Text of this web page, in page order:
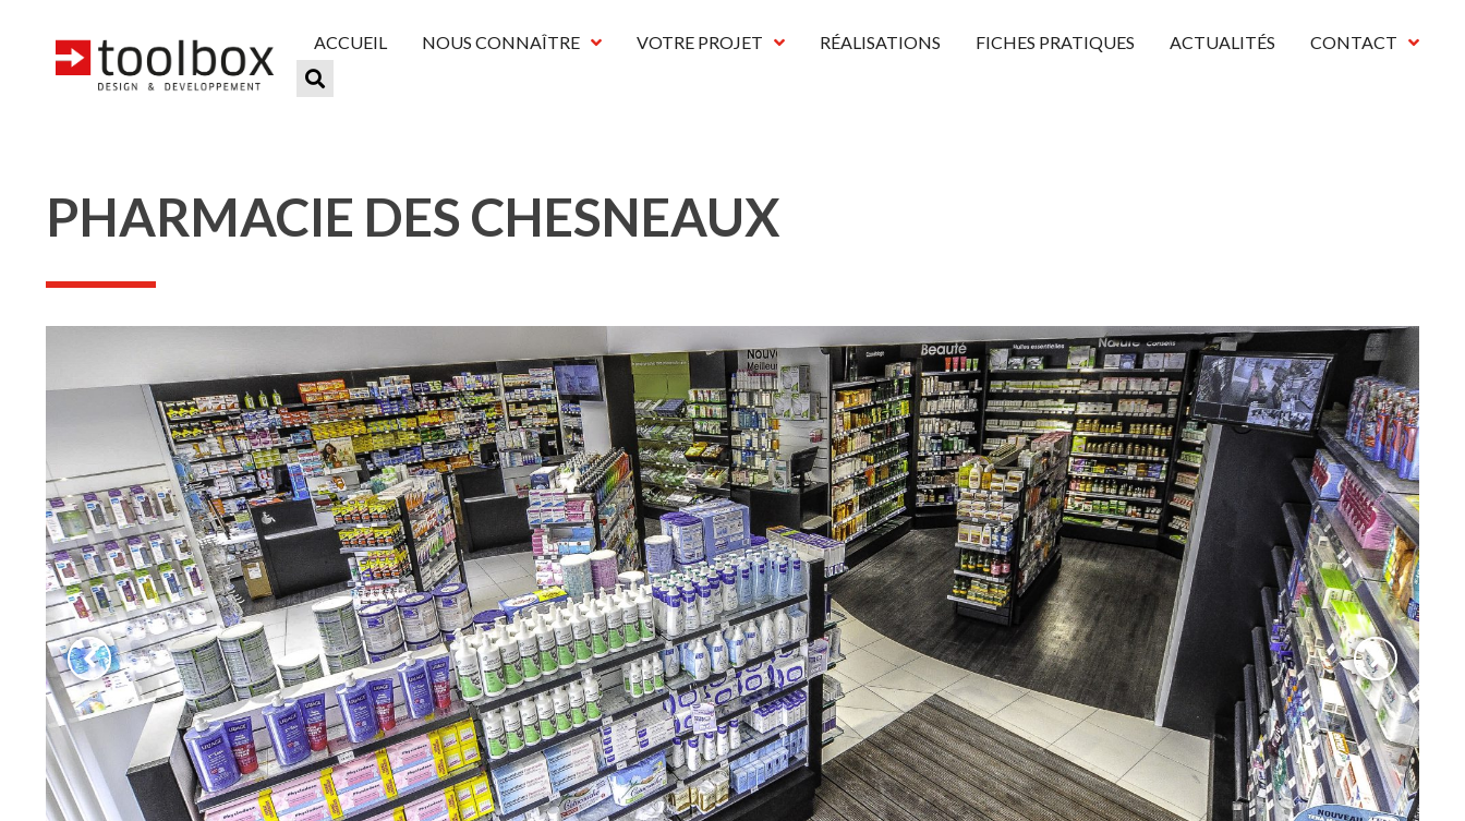
ACCUEIL NOUS CONNAÎTRE VOTRE PROJET RÉALISATIONS FICHES PRATIQUES ACTUALITÉS CONTACT
PHARMACIE DES CHESNEAUX